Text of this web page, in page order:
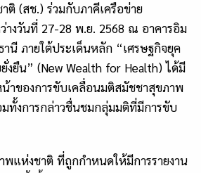
ติ (สช.) ร่วมกับภาคีเครือข่าย
างวันที่ 27-28 พ.ย. 2568 ณ อาคารอิม
นี ภายใต้ประเด็นหลัก “เศรษฐกิจยุค
งยืน” (New Wealth for Health)ได้มี
น้าของการขับเคลื่อนมติสมัชชาสุขภาพ
ทั้งการกล่าวชื่นชมกลุ่มมติที่มีการขับ
แห่งชาติ ที่ถูกกำหนดให้มีการรายงาน